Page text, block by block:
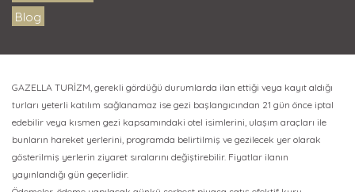
Blog
GAZELLA TURİZM, gerekli gördüğü durumlarda ilan ettiği veya kayıt aldığı
turları yeterli katılım sağlanamaz ise gezi başlangıcından 21 gün önce iptal
edebilir veya kısmen gezi kapsamındaki otel isimlerini, ulaşım araçları ile
bunların hareket yerlerini, programda belirtilmiş ve gezilecek yer olarak
gösterilmiş yerlerin ziyaret sıralarını değiştirebilir. Fiyatlar ilanın
yayınlandığı gün geçerlidir.